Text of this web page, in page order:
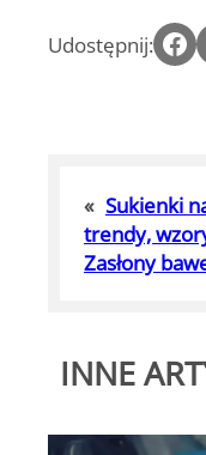
Udostępnij: Share on Facebook
« Sukienki
trendy,
Zasłony
INNE